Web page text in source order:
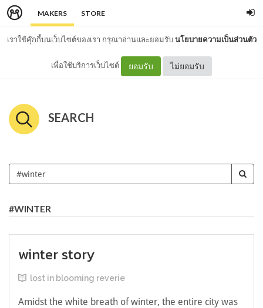
MAKERS STORE
เราใช้คุ๊กกี้บนเว็บไซต์ของเรา กรุณาอ่านและยอมรับนโยบายความเป็นส่วนตัว
เพื่อใช้บริการเว็บไซต์ ยอมรับ ไม่ยอมรับ
SEARCH
#WINTER
winter story
lost in blooming reverie
Amidst the white breath of winter, the entire city was